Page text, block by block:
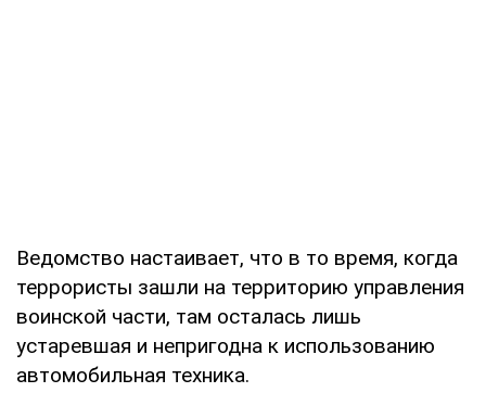
Ведомство настаивает, что в то время, когда
террористы зашли на территорию управления
воинской части, там осталась лишь
устаревшая и непригодна к использованию
автомобильная техника.